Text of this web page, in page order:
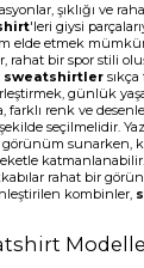
şıklığı ve
'leri giysi
elde etmek
rahat bir spor stili
sweatshirtler
günlük
farklı renk ve
seçilmelidir.
sunarken,
rahat bir
kombinler,